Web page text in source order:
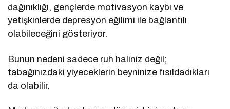
dağınıklığı, gençlerde motivasyon kaybı ve
yetişkinlerde depresyon eğilimi ile bağlantılı
olabileceğini gösteriyor.
Bunun nedeni sadece ruh haliniz değil;
tabağınızdaki yiyeceklerin beyninize fısıldadıkları
da olabilir.